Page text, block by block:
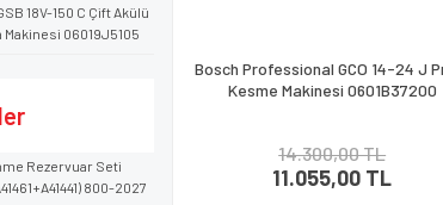
18V-150 C Çift Akülü
Makinesi 06019J5105
Bosch Professional GCO 14-24 J
Kesme Makinesi 0601B37200
14.300,00 TL
11.055,00 TL